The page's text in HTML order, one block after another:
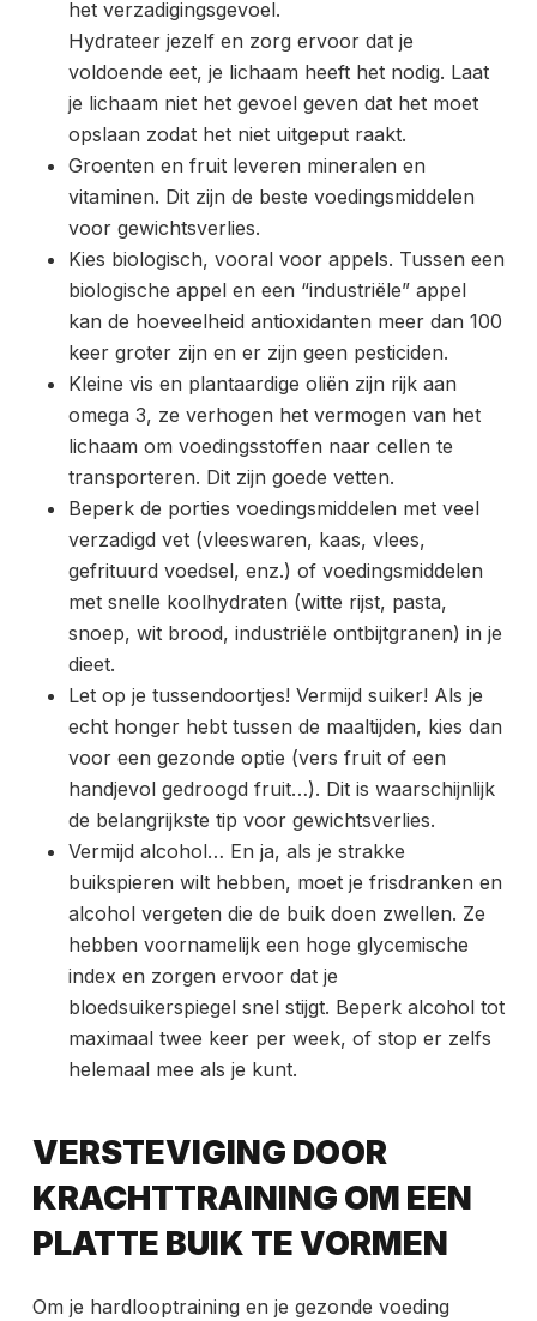
het verzadigingsgevoel.
Hydrateer jezelf en zorg ervoor dat je
voldoende eet, je lichaam heeft het nodig. Laat
je lichaam niet het gevoel geven dat het moet
opslaan zodat het niet uitgeput raakt.
​Groenten en fruit leveren mineralen en
vitaminen. Dit zijn de beste voedingsmiddelen
voor gewichtsverlies.
Kies biologisch, vooral voor appels. Tussen een
biologische appel en een “industriële” appel
kan de hoeveelheid antioxidanten meer dan 100
keer groter zijn en er zijn geen pesticiden.
Kleine vis en plantaardige oliën zijn rijk aan
omega 3, ze verhogen het vermogen van het
lichaam om voedingsstoffen naar cellen te
transporteren. Dit zijn goede vetten.
Beperk de porties voedingsmiddelen met veel
verzadigd vet (vleeswaren, kaas, vlees,
gefrituurd voedsel, enz.) of voedingsmiddelen
met snelle koolhydraten (witte rijst, pasta,
snoep, wit brood, industriële ontbijtgranen) in je
dieet.
Let op je tussendoortjes! Vermijd suiker! Als je
echt honger hebt tussen de maaltijden, kies dan
voor een gezonde optie (vers fruit of een
handjevol gedroogd fruit…). Dit is waarschijnlijk
de belangrijkste tip voor gewichtsverlies.
Vermijd alcohol… En ja, als je strakke
buikspieren wilt hebben, moet je frisdranken en
alcohol vergeten die de buik doen zwellen. Ze
hebben voornamelijk een hoge glycemische
index en zorgen ervoor dat je
bloedsuikerspiegel snel stijgt. Beperk alcohol tot
maximaal twee keer per week, of stop er zelfs
helemaal mee als je kunt.
VERSTEVIGING DOOR
KRACHTTRAINING OM EEN ​​
PLATTE BUIK TE VORMEN
Om je hardlooptraining en je gezonde voeding